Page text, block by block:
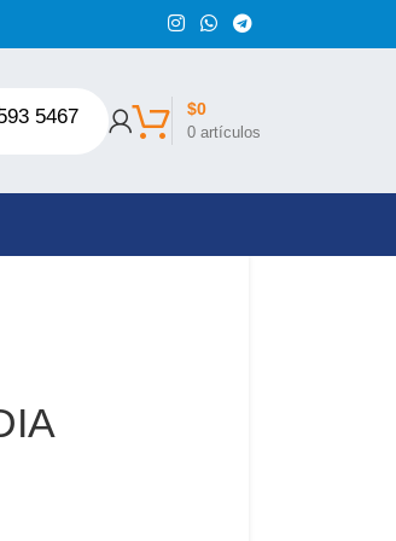
5467
0 artículos
$0